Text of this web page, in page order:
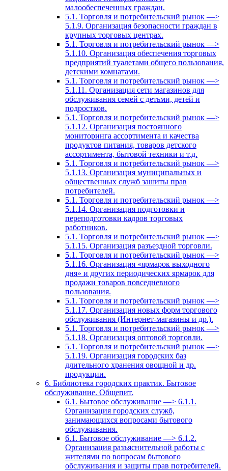
малообеспеченных граждан.
5.1. Торговля и потребительский рынок —>
5.1.9. Организация безопасности граждан в
крупных торговых центрах.
5.1. Торговля и потребительский рынок —>
5.1.10. Организация обеспечения торговых
предприятий туалетами общего пользования,
детскими комнатами.
5.1. Торговля и потребительский рынок —>
5.1.11. Организация сети магазинов для
обслуживания семей с детьми, детей и
подростков.
5.1. Торговля и потребительский рынок —>
5.1.12. Организация постоянного
мониторинга ассортимента и качества
продуктов питания, товаров детского
ассортимента, бытовой техники и т.д.
5.1. Торговля и потребительский рынок —>
5.1.13. Организация муниципальных и
общественных служб зашиты прав
потребителей.
5.1. Торговля и потребительский рынок —>
5.1.14. Организация подготовки и
переподготовки кадров торговых
работников.
5.1. Торговля и потребительский рынок —>
5.1.15. Организация разъездной торговли.
5.1. Торговля и потребительский рынок —>
5.1.16. Организация «ярмарок выходного
дня» и других периодических ярмарок для
продажи товаров повседневного
пользования.
5.1. Торговля и потребительский рынок —>
5.1.17. Организация новых форм торгового
обслуживания (Интернет-магазины и др.).
5.1. Торговля и потребительский рынок —>
5.1.18. Организация оптовой торговли.
5.1. Торговля и потребительский рынок —>
5.1.19. Организация городских баз
длительного хранения овощной и др.
продукции.
6. Библиотека городских практик. Бытовое
обслуживание. Общепит.
6.1. Бытовое обслуживание —> 6.1.1.
Организация городских служб,
занимающихся вопросами бытового
обслуживания.
6.1. Бытовое обслуживание —> 6.1.2.
Организация разъяснительной работы с
жителями по вопросам бытового
обслуживания и защиты прав потребителей.